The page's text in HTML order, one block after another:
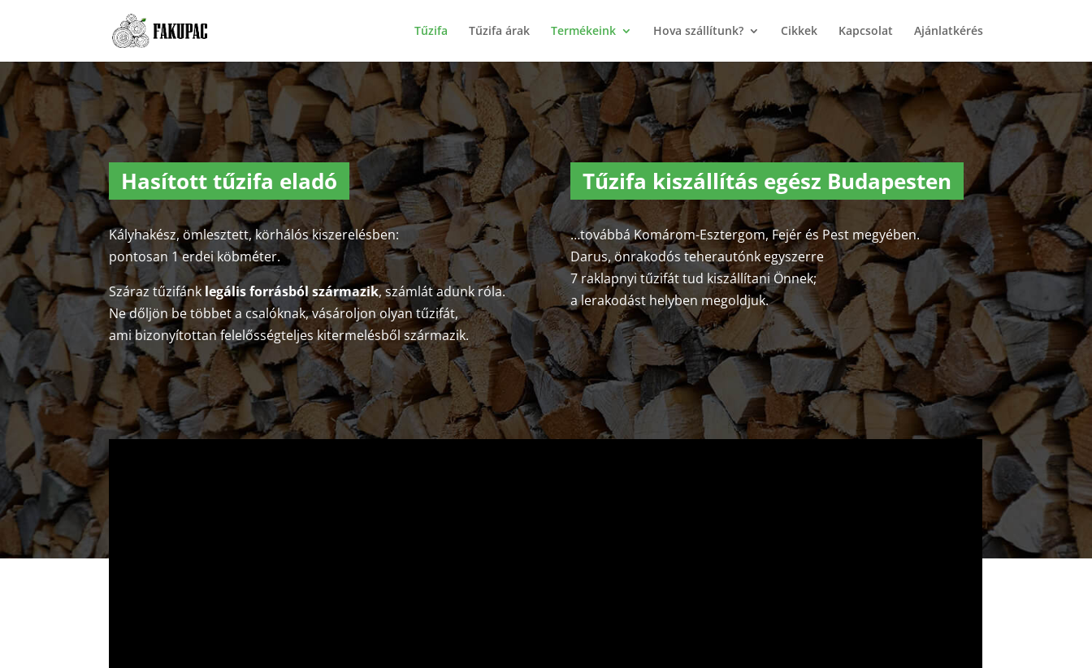
Tűzifa Tűzifa árak Termékeink Hova szállítunk? Cikkek Kapcsolat Ajánlatkérés
Hasított tűzifa eladó
Kályhakész, ömlesztett, körhálós kiszerelésben:
pontosan 1 erdei köbméter.
Száraz tűzifánklegális forrásból származik, számlát adunk róla.
Ne dőljön be többet a csalóknak, vásároljon olyan tűzifát,
ami bizonyítottan felelősségteljes kitermelésből származik.
Tűzifa kiszállítás egész Budapesten
…továbbá Komárom-Esztergom, Fejér és Pest megyében.
Darus, önrakodós teherautónk egyszerre
7 raklapnyi tűzifát tud kiszállítani Önnek;
a lerakodást helyben megoldjuk.